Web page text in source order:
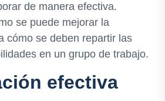
de manera efectiva.
se puede mejorar la
cómo se deben repartir las
en un grupo de trabajo.
efectiva